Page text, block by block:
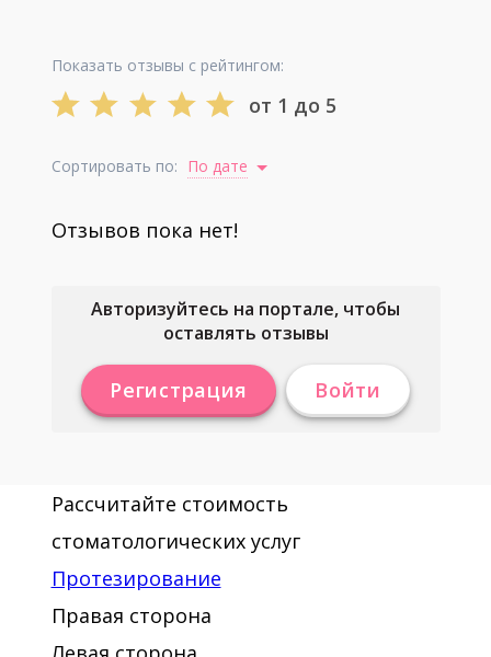
Показать отзывы с рейтингом:
от 1 до 5
Сортировать по: По дате
Отзывов пока нет!
Авторизуйтесь на портале, чтобы
оставлять отзывы
Регистрация Войти
Рассчитайте стоимость
стоматологических услуг
Протезирование
Правая сторона